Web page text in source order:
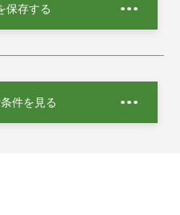
保存する
件を見る